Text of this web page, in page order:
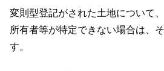
変則型登記がされた土地について
所有者等が特定できない場合は、
す。